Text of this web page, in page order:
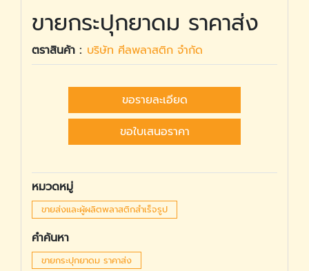
ขายกระปุกยาดม ราคาส่ง
ตราสินค้า : บริษัท ศีลพลาสติก จำกัด
ขอรายละเอียด
ขอใบเสนอราคา
หมวดหมู่
ขายส่งและผู้ผลิตพลาสติกสำเร็จรูป
คำค้นหา
ขายกระปุกยาดม ราคาส่ง